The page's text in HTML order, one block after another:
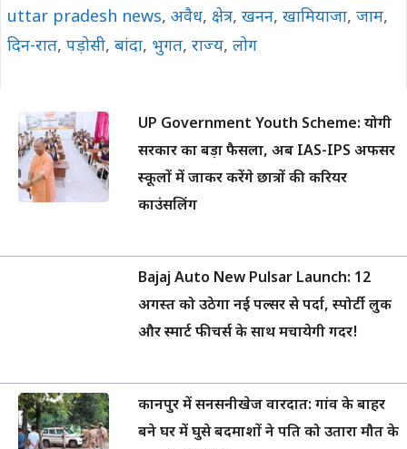
uttar pradesh news, अवैध, क्षेत्र, खनन, खामियाजा, जाम,
दिन-रात, पड़ोसी, बांदा, भुगत, राज्य, लोग
UP Government Youth Scheme: योगी
सरकार का बड़ा फैसला, अब IAS-IPS अफसर
स्कूलों में जाकर करेंगे छात्रों की करियर
काउंसलिंग
Bajaj Auto New Pulsar Launch: 12
अगस्त को उठेगा नई पल्सर से पर्दा, स्पोर्टी लुक
और स्मार्ट फीचर्स के साथ मचायेगी गदर!
कानपुर में सनसनीखेज वारदात: गांव के बाहर
बने घर में घुसे बदमाशों ने पति को उतारा मौत के